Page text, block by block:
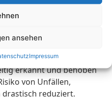
ansehen
Impressum
Arbeitsplatz
indem
erkannt und behoben
von Unfällen,
reduziert.